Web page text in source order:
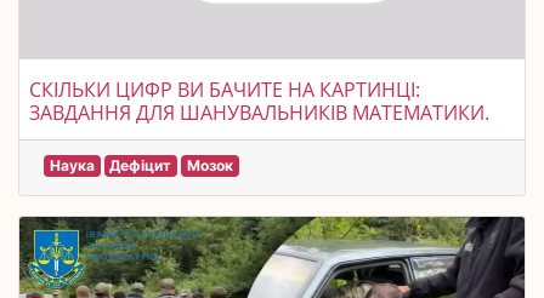
СКІЛЬКИ ЦИФР ВИ БАЧИТЕ НА КАРТИНЦІ:
ЗАВДАННЯ ДЛЯ ШАНУВАЛЬНИКІВ МАТЕМАТИКИ.
Наука Дефіцит Мозок